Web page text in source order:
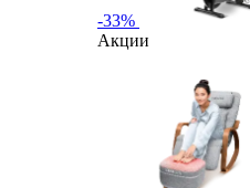
-33%
Акции